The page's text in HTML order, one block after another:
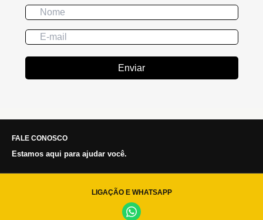
Enviar
FALE CONOSCO
Estamos aqui para ajudar você.
LIGAÇÃO E WHATSAPP